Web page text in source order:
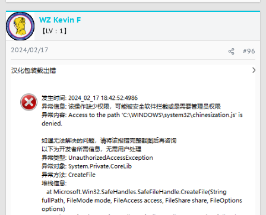
WZ Kevin F
【LV：1】
2024/02/17 #96